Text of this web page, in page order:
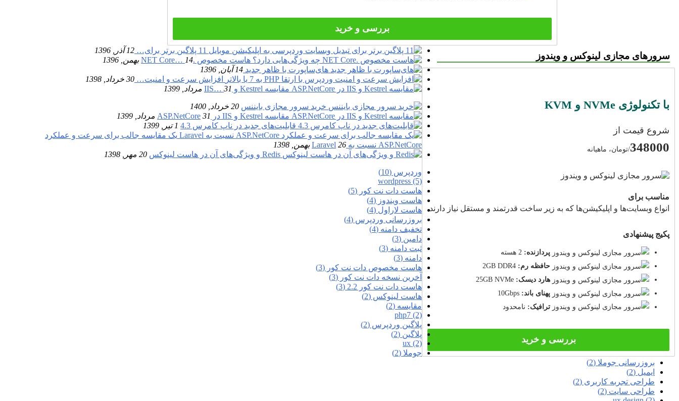
بررسی و خرید
سرورهای مجازی لینوکس و ویندوز
با تکنولوژی NVMe و KVM
شروع قیمت از
348000/تومان، ماهیانه
مناسب برای
انواع وبسایت‌ها و اپلیکیشن‌ها که به زیر ساخت قدرتمند و مستقل نیاز دارند.
پکیج پیشنهادی
پردازنده:
حافظه رم:
هارد دیسک:
پهنای باند:
ترافیک: نامحدود
بررسی و خرید
11 پلاگین برتر برای…
12 آذر, 1396
هاست مخصوص .NET Core…14 بهمن, 1396
های‌ساپورت با ظاهر جدید 14 آبان, 1396
افزایش سرعت و امنیت… 30 خرداد, 1398
مقایسه Kestrel و IIS…
31 مرداد, 1399
خرید سرور مجازی بایننس 20 خرداد, 1400
مقایسه Kestrel و IIS در ASP.NetCore
31 مرداد, 1399
قابلیت‌های جدید در ناپ کامرس 4.3
1 تیر, 1399
یک مقایسه جالب برای سرعت و عملکرد
ASP.NetCore نسبت به Laravel
26 بهمن, 1398
Redis و ویژگی‌های آن در هاست لینوکس
20 مهر, 1398
وردپرس (10)
wordpress (5)
هاست دات نت کور (5)
هاست ویندوز (4)
هاست لاراول (4)
بروزرسانی وردپرس (4)
تخفیف دامنه (4)
دامین (3)
ثبت دامنه (3)
دامنه (3)
هاست مخصوص دات نت کور (3)
آخرین نسخه دات نت کور (3)
هاست دات نت کور 2.2 (3)
هاست لینوکس (2)
مقایسه (2)
php7 (2)
پلاگین وردپرس (2)
پلاگین (2)
ux (2)
جوملا (2)
بروزرسانی جوملا (2)
ایمیل (2)
طراحی تجربه کاربری (2)
طراحی سایت (2)